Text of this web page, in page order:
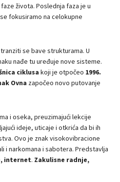
života. Poslednja faza je u
fokusiramo na celokupne
se bave strukturama. U
nađe tu uređuje nove sisteme.
ciklusa koji je otpočeo 1996.
Ovna započeo novo putovanje
i oseka, preuzimajući lekcije
ideje, uticaje i otkrića da bi ih
Ovo je znak visokovibracione
i narkomana i sabotera. Predstavlja
internet. Zakulisne radnje,